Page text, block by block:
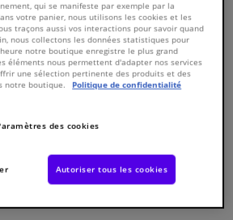
qui se manifeste par exemple par la
votre panier, nous utilisons les cookies et les
traçons aussi vos interactions pour savoir quand
nous collectons les données statistiques pour
notre boutique enregistre le plus grand
éléments nous permettent d'adapter nos services
une sélection pertinente des produits et des
notre boutique.
Politique de confidentialité
des cookies
Autoriser tous les cookies